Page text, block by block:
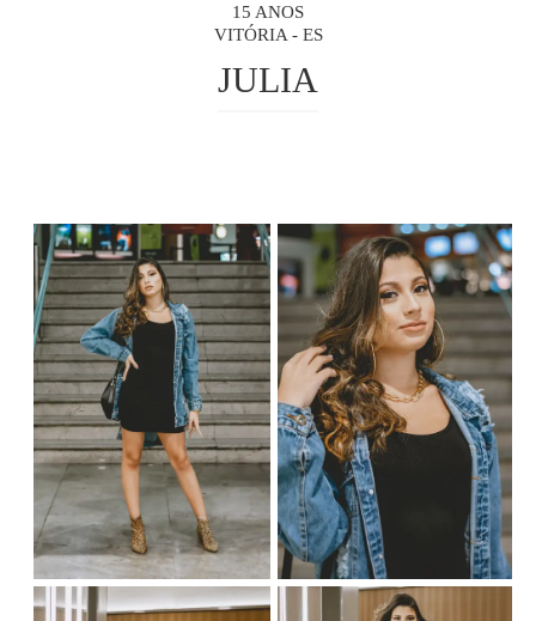
15 ANOS
VITÓRIA - ES
JULIA